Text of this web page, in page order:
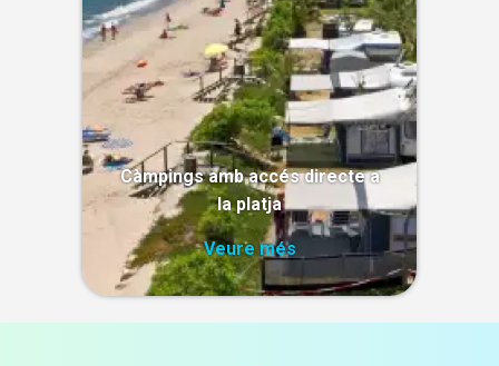
Càmpings amb accés directe a
la platja
Veure més